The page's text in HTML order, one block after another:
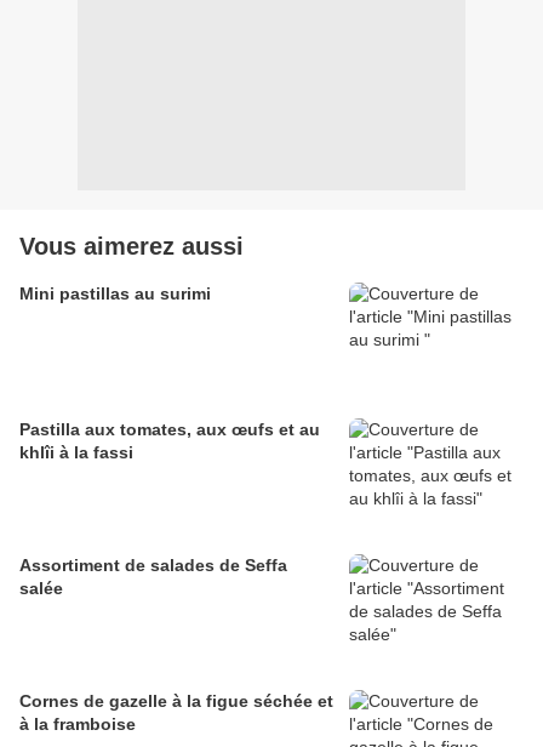
Vous aimerez aussi
Mini pastillas au surimi
Pastilla aux tomates, aux œufs et au
khlîi à la fassi
Assortiment de salades de Seffa
salée
Cornes de gazelle à la figue séchée et
à la framboise